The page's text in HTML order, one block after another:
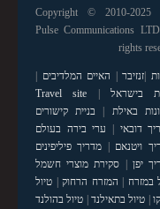
Copyright © 2010-2025
Pulse Communications
rights
|זנזיבר | האיים המלדיבים |
בישראל |
Travel site
באילת | בניית קישורים
דובאי | ערי בירה בעולם
ויטנאם | מדריך פיליפינים
יפן | סקירת מוצרי חשמל
במזרח | המזרח הרחוק| טיול
| טיול בתאילנד| טיול בהולנד